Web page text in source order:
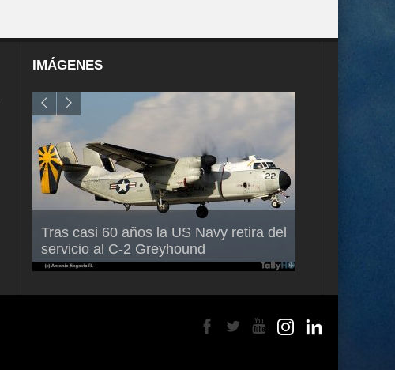
IMÁGENES
Tras casi 60 años la US Navy retira del
servicio al C-2 Greyhound
Air France-KLM anuncia a Guilhem
Mallet como nuevo Director General
para América Latina